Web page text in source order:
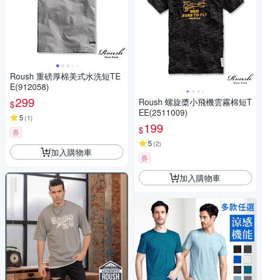
Roush 重磅厚棉美式水洗短TE
E(912058)
$299
5 (1)
券
加入購物車
Roush 螺旋槳小飛機雲霧棉短T
EE(2511009)
$199
5 (2)
券
加入購物車